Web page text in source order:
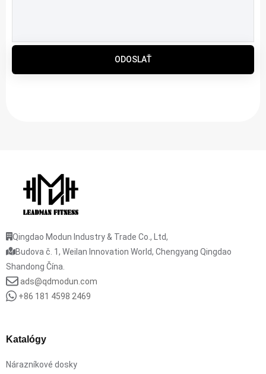
ODOSLAŤ
Qingdao Modun Industry & Trade Co., Ltd,
Budova č. 1, Weilan Innovation World, Chengyang Qingdao
Shandong Čína.
ads@qdmodun.com
+86 181 4598 2469
Katalógy
Nárazníkové dosky